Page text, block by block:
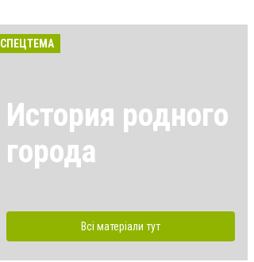
СПЕЦТЕМА
История родного
города
Всі матеріали тут